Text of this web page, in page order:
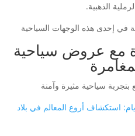
الذهبية.
في إحدى هذه الوجهات السياحية
مع عروض سياحية
سياحية مثيرة وآمنة
سياحي جورجيا 10 ايام: استكشاف أروع المعالم في بلاد